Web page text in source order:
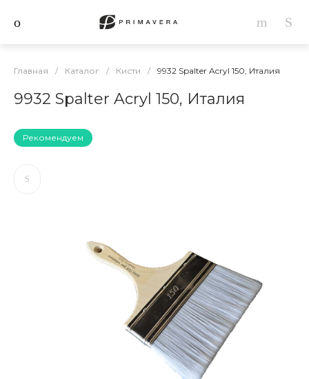
Главная / Каталог / Кисти / 9932 Spalter Acryl 150, Италия
9932 Spalter Acryl 150, Италия
Рекомендуем